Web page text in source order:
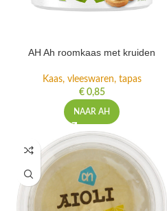
AH Ah roomkaas met kruiden
Kaas, vleeswaren, tapas
€0,85
NAAR AH